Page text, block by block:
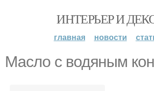
ИНТЕРЬЕР И
главная новости
Масло с водяным